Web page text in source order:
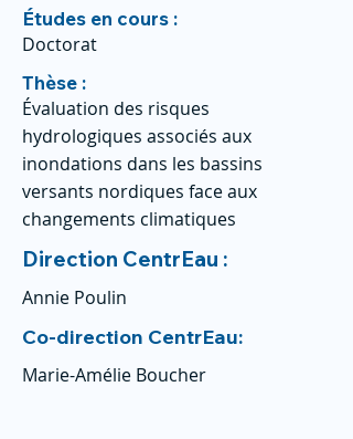
Études en cours :
Doctorat
Thèse :
Évaluation des risques
hydrologiques associés aux
inondations dans les bassins
versants nordiques face aux
changements climatiques
Direction CentrEau :
Annie Poulin
Co-direction CentrEau:
Marie-Amélie Boucher